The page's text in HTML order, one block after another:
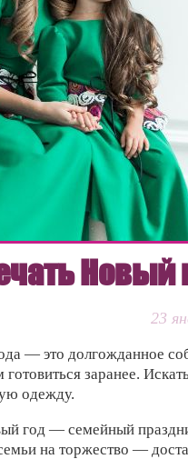
Новый
23
— это долгожданное
заранее.
одежду.
год — семейный
на торжество —